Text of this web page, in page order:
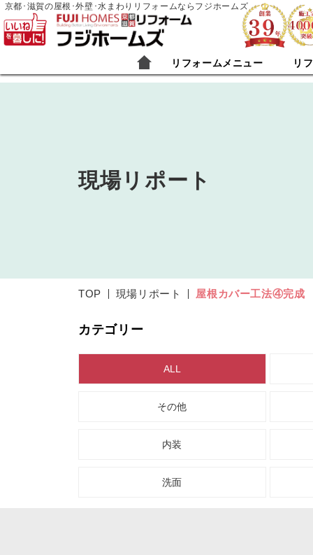
京都･滋賀の屋根･外壁･水まわりリフォームならフジホームズ
リフォームメニュー リ
現場リポート
TOP 現場リポート 屋根カバー工法④完成
カテゴリー
ALL
その他
内装
洗面